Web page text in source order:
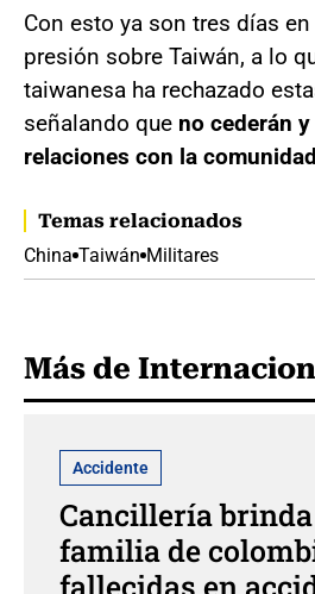
Con esto ya son tres días
presión sobre Taiwán, a lo
taiwanesa ha rechazado
señalando que no cederán
relaciones con la
Temas relacionados
China Taiwán Militares
Más de
Accidente
Cancillería
familia de